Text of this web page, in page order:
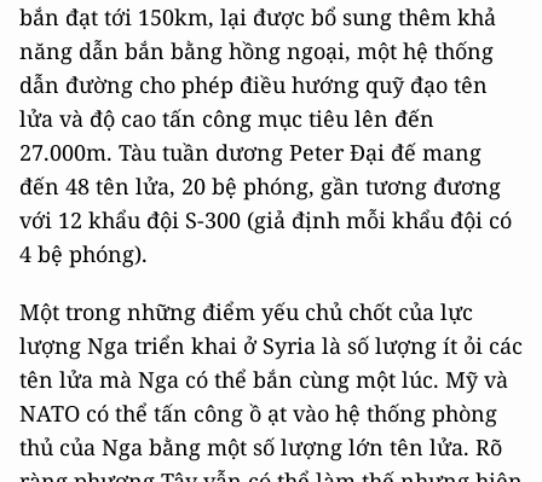
bắn đạt tới 150km, lại được bổ sung thêm khả
năng dẫn bắn bằng hồng ngoại, một hệ thống
dẫn đường cho phép điều hướng quỹ đạo tên
lửa và độ cao tấn công mục tiêu lên đến
27.000m. Tàu tuần dương Peter Đại đế mang
đến 48 tên lửa, 20 bệ phóng, gần tương đương
với 12 khẩu đội S-300 (giả định mỗi khẩu đội có
4 bệ phóng).
Một trong những điểm yếu chủ chốt của lực
lượng Nga triển khai ở Syria là số lượng ít ỏi các
tên lửa mà Nga có thể bắn cùng một lúc. Mỹ và
NATO có thể tấn công ồ ạt vào hệ thống phòng
thủ của Nga bằng một số lượng lớn tên lửa. Rõ